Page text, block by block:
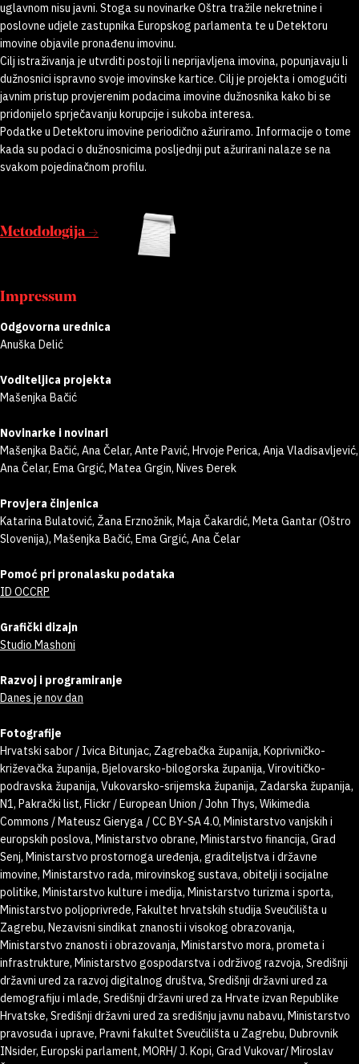
uglavnom nisu javni. Stoga su novinarke Oštra tražile nekretnine i
poslovne udjele zastupnika Europskog parlamenta te u Detektoru
imovine objavile pronađenu imovinu.
Cilj istraživanja je utvrditi postoji li neprijavljena imovina, popunjavaju li
dužnosnici ispravno svoje imovinske kartice. Cilj je projekta i omogućiti
javnim pristup provjerenim podacima imovine dužnosnika kako bi se
pridonijelo sprječavanju korupcije i sukoba interesa.
Podatke u Detektoru imovine periodično ažuriramo. Informacije o tome
kada su podaci o dužnosnicima posljednji put ažurirani nalaze se na
svakom pojedinačnom profilu.
Metodologija →
Impressum
Odgovorna urednica
Anuška Delić
Voditeljica projekta
Mašenjka Bačić
Novinarke i novinari
Mašenjka Bačić, Ana Čelar, Ante Pavić, Hrvoje Perica, Anja Vladisavljević,
Ana Čelar, Ema Grgić, Matea Grgin, Nives Đerek
Provjera činjenica
Katarina Bulatović, Žana Erznožnik, Maja Čakardić, Meta Gantar (Oštro
Slovenija), Mašenjka Bačić, Ema Grgić, Ana Čelar
Pomoć pri pronalasku podataka
ID OCCRP
Grafički dizajn
Studio Mashoni
Razvoj i programiranje
Danes je nov dan
Fotografije
Hrvatski sabor / Ivica Bitunjac, Zagrebačka županija, Koprivničko-
križevačka županija, Bjelovarsko-bilogorska županija, Virovitičko-
podravska županija, Vukovarsko-srijemska županija, Zadarska županija,
N1, Pakrački list, Flickr / European Union / John Thys, Wikimedia
Commons / Mateusz Gieryga / CC BY-SA 4.0, Ministarstvo vanjskih i
europskih poslova, Ministarstvo obrane, Ministarstvo financija, Grad
Senj, Ministarstvo prostornoga uređenja, graditeljstva i državne
imovine, Ministarstvo rada, mirovinskog sustava, obitelji i socijalne
politike, Ministarstvo kulture i medija, Ministarstvo turizma i sporta,
Ministarstvo poljoprivrede, Fakultet hrvatskih studija Sveučilišta u
Zagrebu, Nezavisni sindikat znanosti i visokog obrazovanja,
Ministarstvo znanosti i obrazovanja, Ministarstvo mora, prometa i
infrastrukture, Ministarstvo gospodarstva i održivog razvoja, Središnji
državni ured za razvoj digitalnog društva, Središnji državni ured za
demografiju i mlade, Središnji državni ured za Hrvate izvan Republike
Hrvatske, Središnji državni ured za središnju javnu nabavu, Ministarstvo
pravosuđa i uprave, Pravni fakultet Sveučilišta u Zagrebu, Dubrovnik
INsider, Europski parlament, MORH/ J. Kopi, Grad Vukovar/ Miroslav